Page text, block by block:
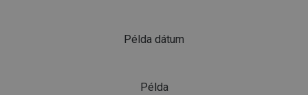
Példa dátum
Példa